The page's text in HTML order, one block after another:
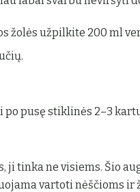
žolės užpilkite 200 ml
pusę stiklinės 2–3
ji tinka ne visiems. Šio
vartoti nėščioms